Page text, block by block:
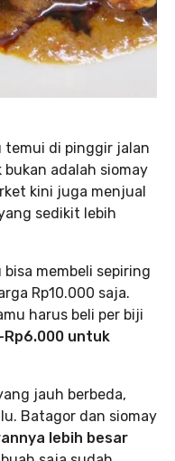
temui di pinggir jalan
adalah siomay
kini juga menjual
sedikit lebih
membeli sepiring
Rp10.000 saja.
harus beli per biji
Rp6.000 untuk
jauh berbeda,
Batagor dan siomay
lebih besar